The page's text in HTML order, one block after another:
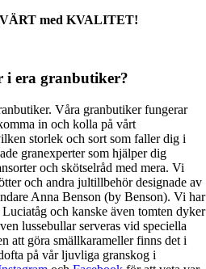
med KVALITET!
i era granbutiker?
Våra granbutiker fungerar
in och kolla på vårt
storlek och sort som faller dig i
granexperter som hjälper dig
och skötselråd med mera. Vi
och andra jultillbehör designade av
Anna Benson (by Benson). Vi har
och kanske även tomten dyker
lussebullar serveras vid speciella
att göra smällkarameller finns det i
på vår ljuvliga granskog i